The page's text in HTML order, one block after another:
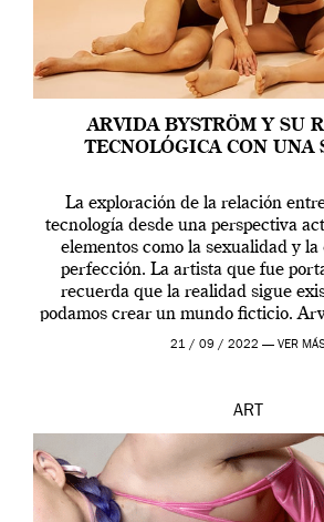
ARVIDA BYSTRÖM Y SU
TECNOLÓGICA CON UNA
La exploración de la relación
tecnología desde una perspectiva
elementos como la sexualidad y la
perfección. La artista que fue
recuerda que la realidad sigue
podamos crear un mundo ficticio.
que los humanos tienen un
21 / 09 / 2022 — VER
ART